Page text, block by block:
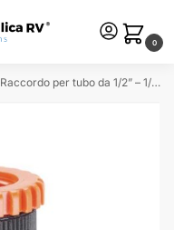
0
Raccordo per tubo da 1/2” – 1/4” per sistemi di irrigazione a goccia